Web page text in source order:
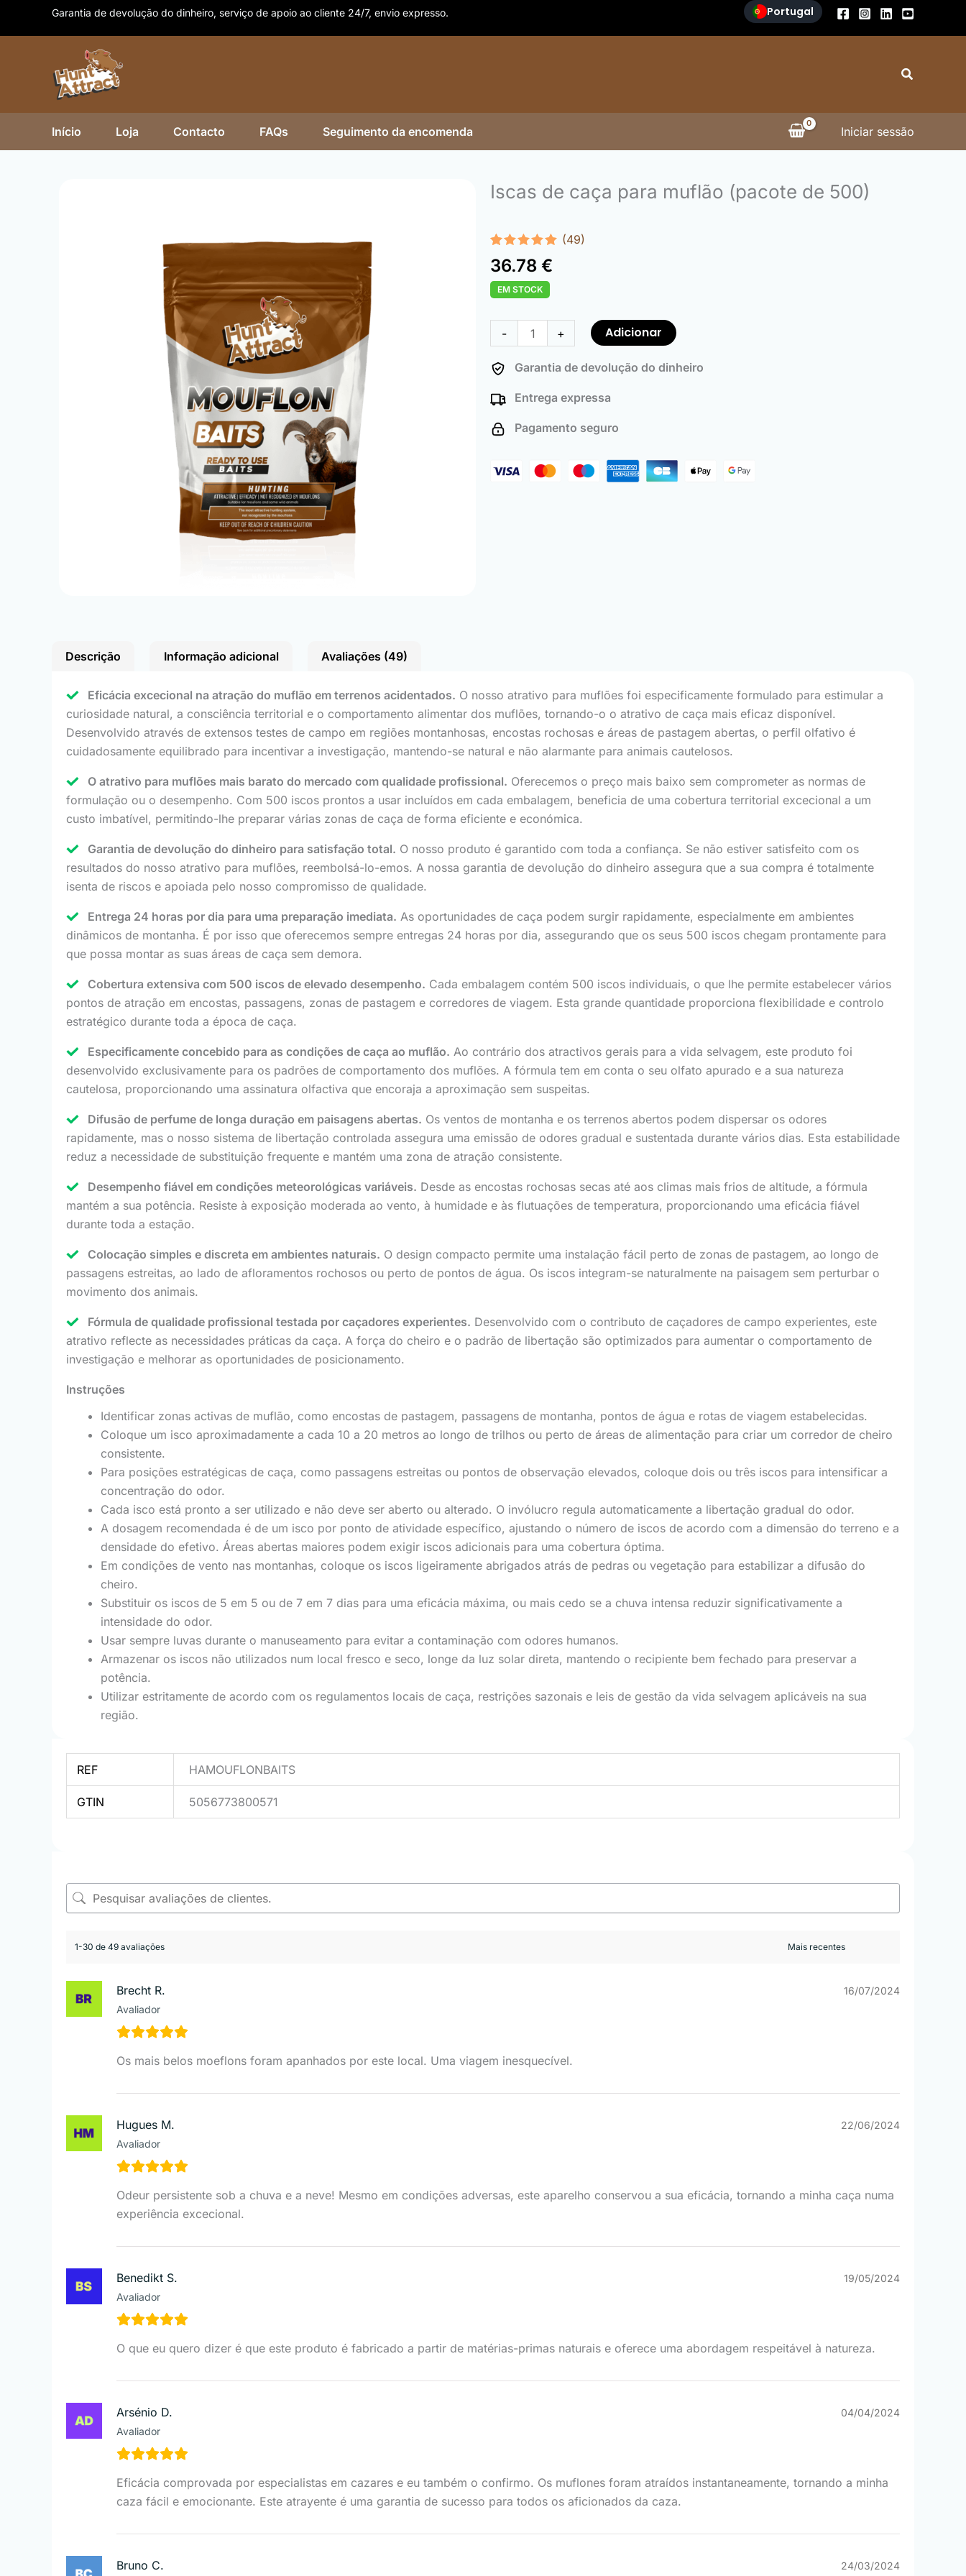
Garantia de devolução do dinheiro, serviço de apoio ao cliente 24/7, envio expresso. Portugal
Search
Início Loja Contacto FAQs Seguimento da encomenda Iniciar sessão
Iscas de caça para muflão (pacote de 500)
Classificado
com4.96
em 5 com
base em
49
(49)
36.78 €
EM STOCK
-
de
Hunting
Baits
Mouflon
Pack)
+ Adicionar
Garantia de devolução do dinheiro
Entrega expressa
Pagamento seguro
Descrição Informação adicional Avaliações (49)
Eficácia excecional na atração do muflão em terrenos acidentados. O nosso atrativo para muflões foi especificamente formulado para estimular a
curiosidade natural, a consciência territorial e o comportamento alimentar dos muflões, tornando-o o atrativo de caça mais eficaz disponível.
Desenvolvido através de extensos testes de campo em regiões montanhosas, encostas rochosas e áreas de pastagem abertas, o perfil olfativo é
cuidadosamente equilibrado para incentivar a investigação, mantendo-se natural e não alarmante para animais cautelosos.
O atrativo para muflões mais barato do mercado com qualidade profissional. Oferecemos o preço mais baixo sem comprometer as normas de
formulação ou o desempenho. Com 500 iscos prontos a usar incluídos em cada embalagem, beneficia de uma cobertura territorial excecional a um
custo imbatível, permitindo-lhe preparar várias zonas de caça de forma eficiente e económica.
Garantia de devolução do dinheiro para satisfação total. O nosso produto é garantido com toda a confiança. Se não estiver satisfeito com os
resultados do nosso atrativo para muflões, reembolsá-lo-emos. A nossa garantia de devolução do dinheiro assegura que a sua compra é totalmente
isenta de riscos e apoiada pelo nosso compromisso de qualidade.
Entrega 24 horas por dia para uma preparação imediata. As oportunidades de caça podem surgir rapidamente, especialmente em ambientes
dinâmicos de montanha. É por isso que oferecemos sempre entregas 24 horas por dia, assegurando que os seus 500 iscos chegam prontamente para
que possa montar as suas áreas de caça sem demora.
Cobertura extensiva com 500 iscos de elevado desempenho. Cada embalagem contém 500 iscos individuais, o que lhe permite estabelecer vários
pontos de atração em encostas, passagens, zonas de pastagem e corredores de viagem. Esta grande quantidade proporciona flexibilidade e controlo
estratégico durante toda a época de caça.
Especificamente concebido para as condições de caça ao muflão. Ao contrário dos atractivos gerais para a vida selvagem, este produto foi
desenvolvido exclusivamente para os padrões de comportamento dos muflões. A fórmula tem em conta o seu olfato apurado e a sua natureza
cautelosa, proporcionando uma assinatura olfactiva que encoraja a aproximação sem suspeitas.
Difusão de perfume de longa duração em paisagens abertas. Os ventos de montanha e os terrenos abertos podem dispersar os odores
rapidamente, mas o nosso sistema de libertação controlada assegura uma emissão de odores gradual e sustentada durante vários dias. Esta estabilidade
reduz a necessidade de substituição frequente e mantém uma zona de atração consistente.
Desempenho fiável em condições meteorológicas variáveis. Desde as encostas rochosas secas até aos climas mais frios de altitude, a fórmula
mantém a sua potência. Resiste à exposição moderada ao vento, à humidade e às flutuações de temperatura, proporcionando uma eficácia fiável
durante toda a estação.
Colocação simples e discreta em ambientes naturais. O design compacto permite uma instalação fácil perto de zonas de pastagem, ao longo de
passagens estreitas, ao lado de afloramentos rochosos ou perto de pontos de água. Os iscos integram-se naturalmente na paisagem sem perturbar o
movimento dos animais.
Fórmula de qualidade profissional testada por caçadores experientes. Desenvolvido com o contributo de caçadores de campo experientes, este
atrativo reflecte as necessidades práticas da caça. A força do cheiro e o padrão de libertação são optimizados para aumentar o comportamento de
investigação e melhorar as oportunidades de posicionamento.
Instruções
Identificar zonas activas de muflão, como encostas de pastagem, passagens de montanha, pontos de água e rotas de viagem estabelecidas.
Coloque um isco aproximadamente a cada 10 a 20 metros ao longo de trilhos ou perto de áreas de alimentação para criar um corredor de cheiro
consistente.
Para posições estratégicas de caça, como passagens estreitas ou pontos de observação elevados, coloque dois ou três iscos para intensificar a
concentração do odor.
Cada isco está pronto a ser utilizado e não deve ser aberto ou alterado. O invólucro regula automaticamente a libertação gradual do odor.
A dosagem recomendada é de um isco por ponto de atividade específico, ajustando o número de iscos de acordo com a dimensão do terreno e a
densidade do efetivo. Áreas abertas maiores podem exigir iscos adicionais para uma cobertura óptima.
Em condições de vento nas montanhas, coloque os iscos ligeiramente abrigados atrás de pedras ou vegetação para estabilizar a difusão do
cheiro.
Substituir os iscos de 5 em 5 ou de 7 em 7 dias para uma eficácia máxima, ou mais cedo se a chuva intensa reduzir significativamente a
intensidade do odor.
Usar sempre luvas durante o manuseamento para evitar a contaminação com odores humanos.
Armazenar os iscos não utilizados num local fresco e seco, longe da luz solar direta, mantendo o recipiente bem fechado para preservar a
potência.
Utilizar estritamente de acordo com os regulamentos locais de caça, restrições sazonais e leis de gestão da vida selvagem aplicáveis na sua
região.
REF HAMOUFLONBAITS
GTIN 5056773800571
1-30 de 49 avaliações
Brecht R.
Avaliador
16/07/2024
Os mais belos moeflons foram apanhados por este local. Uma viagem inesquecível.
Hugues M.
Avaliador
22/06/2024
Odeur persistente sob a chuva e a neve! Mesmo em condições adversas, este aparelho conservou a sua eficácia, tornando a minha caça numa
experiência excecional.
Benedikt S.
Avaliador
19/05/2024
O que eu quero dizer é que este produto é fabricado a partir de matérias-primas naturais e oferece uma abordagem respeitável à natureza.
Arsénio D.
Avaliador
04/04/2024
Eficácia comprovada por especialistas em cazares e eu também o confirmo. Os muflones foram atraídos instantaneamente, tornando a minha
caza fácil e emocionante. Este atrayente é uma garantia de sucesso para todos os aficionados da caza.
Bruno C. 24/03/2024